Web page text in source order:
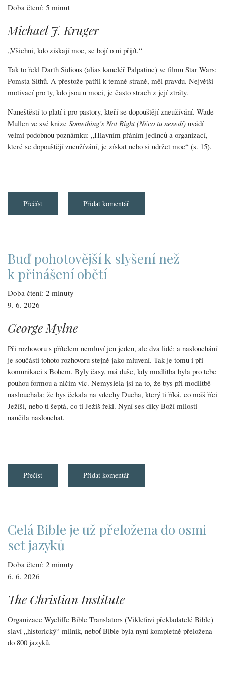
Doba čtení: 5 minut
Michael J. Kruger
„Všichni, kdo získají moc, se bojí o ni přijít.“
Tak to řekl Darth Sidious (alias kancléř Palpatine) ve filmu Star Wars:
Pomsta Sithů. A přestože patřil k temné straně, měl pravdu. Největší
motivací pro ty, kdo jsou u moci, je často strach z její ztráty.
Naneštěstí to platí i pro pastory, kteří se dopouštějí zneužívání. Wade
Mullen ve své knize Something’s Not Right (Něco tu nesedí) uvádí
velmi podobnou poznámku: „Hlavním přáním jedinců a organizací,
které se dopouštějí zneužívání, je získat nebo si udržet moc“ (s. 15).
Přečíst
znaky
duchovního
zneužívání:
2.
Nadměrná
obrana
autority
Přidat komentář
Buď pohotovější k slyšení než
k přinášení obětí
Doba čtení: 2 minuty
9. 6. 2026
George Mylne
Při rozhovoru s přítelem nemluví jen jeden, ale dva lidé; a naslouchání
je součástí tohoto rozhovoru stejně jako mluvení. Tak je tomu i při
komunikaci s Bohem. Byly časy, má duše, kdy modlitba byla pro tebe
pouhou formou a ničím víc. Nemyslela jsi na to, že bys při modlitbě
naslouchala; že bys čekala na vdechy Ducha, který ti říká, co máš říci
Ježíši, nebo ti šeptá, co ti Ježíš řekl. Nyní ses díky Boží milosti
naučila naslouchat.
Přečíst
pohotovější
Přidat komentář
Celá Bible je už přeložena do osmi
set jazyků
Doba čtení: 2 minuty
6. 6. 2026
The Christian Institute
Organizace Wycliffe Bible Translators (Viklefovi překladatelé Bible)
slaví „historický“ milník, neboť Bible byla nyní kompletně přeložena
do 800 jazyků.